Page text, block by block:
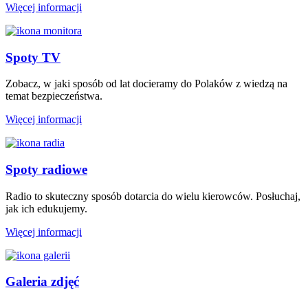
Więcej informacji
Spoty TV
Zobacz, w jaki sposób od lat docieramy do Polaków z wiedzą na
temat bezpieczeństwa.
Więcej informacji
Spoty radiowe
Radio to skuteczny sposób dotarcia do wielu kierowców. Posłuchaj,
jak ich edukujemy.
Więcej informacji
Galeria zdjęć